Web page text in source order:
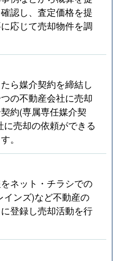
認し、査定価格を提
応じて売却物件を調
ら媒介契約を締結し
の不動産会社に売却
約(専属専任媒介契
売却の依頼ができる
。
ネット・チラシでの
インズ)など不動産の
登録し売却活動を行